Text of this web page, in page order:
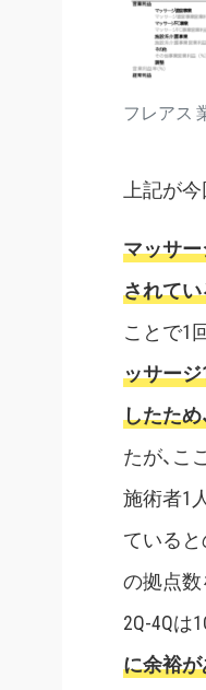
フレアス
上記が今
マッサ
されて
ことで1
ッサージ
したため
たが、こ
施術者1
ている
の拠点
2Q-4Qは
に余裕